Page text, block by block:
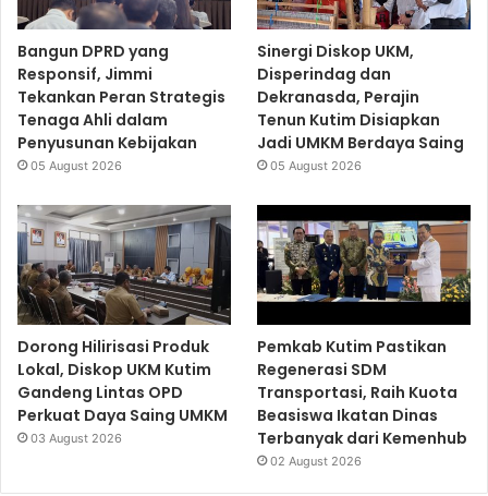
Bangun DPRD yang
Responsif, Jimmi
Tekankan Peran Strategis
Tenaga Ahli dalam
Penyusunan Kebijakan
05 August 2026
Sinergi Diskop UKM,
Disperindag dan
Dekranasda, Perajin
Tenun Kutim Disiapkan
Jadi UMKM Berdaya Saing
05 August 2026
Dorong Hilirisasi Produk
Lokal, Diskop UKM Kutim
Gandeng Lintas OPD
Perkuat Daya Saing UMKM
03 August 2026
Pemkab Kutim Pastikan
Regenerasi SDM
Transportasi, Raih Kuota
Beasiswa Ikatan Dinas
Terbanyak dari Kemenhub
02 August 2026